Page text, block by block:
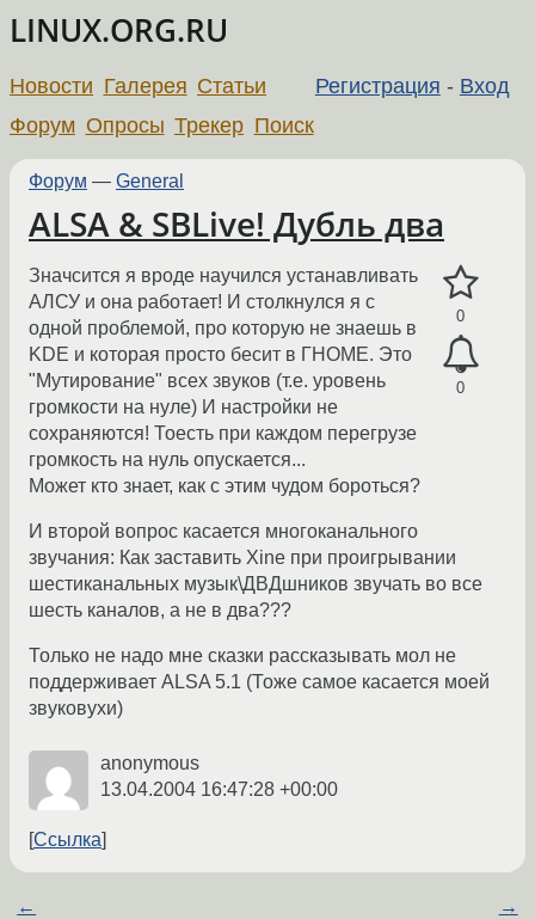
LINUX.ORG.RU
Регистрация - Вход
Новости Галерея Статьи
Форум Опросы Трекер Поиск
Форум — General
ALSA & SBLive! Дубль два
0
0
Значсится я вроде научился устанавливать
АЛСУ и она работает! И столкнулся я с
одной проблемой, про которую не знаешь в
KDE и которая просто бесит в ГНОМЕ. Это
"Мутирование" всех звуков (т.е. уровень
громкости на нуле) И настройки не
сохраняются! Тоесть при каждом перегрузе
громкость на нуль опускается...
Может кто знает, как с этим чудом бороться?
И второй вопрос касается многоканального
звучания: Как заставить Xine при проигрывании
шестиканальных музык\ДВДшников звучать во все
шесть каналов, а не в два???
Только не надо мне сказки рассказывать мол не
поддерживает ALSA 5.1 (Тоже самое касается моей
звуковухи)
anonymous
13.04.2004 16:47:28 +00:00
Ссылка
← →